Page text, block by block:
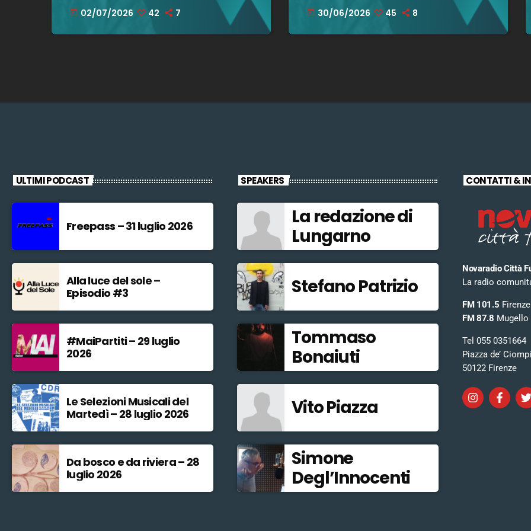
today 02/07/2026 42 7
luglio! – 30 giugno 2026
today 30/06/2026 45 8
ULTIMI PODCAST
Freepass – 31 luglio 2026
Alla luce del sole –
Episodio #3
#MaiPartiti – 29 luglio
2026
Le Selezioni Musicali del
Martedì – 28 luglio 2026
Da bosco e da riviera – 28
luglio 2026
SPEAKERS
La redazione di
Lungarno
Stefano Patrizio
Tommaso
Bonaiuti
Vito Piazza
Simone
Degl’Innocenti
CONTATTI &
Novaradio Città
La radio
FM 101.5
FM 87.8 Mugello
Tel 055 0351664
Piazza de’
50122 Firenze